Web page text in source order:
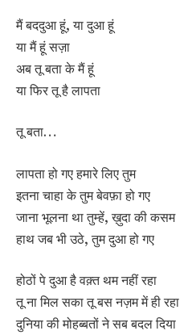
मैं बददुआ हूं, या दुआ हूं
या मैं हूं सज़ा
अब तू बता के मैं हूं
या फिर तू है लापता
तू बता…
लापता हो गए हमारे लिए तुम
इतना चाहा के तुम बेवफ़ा हो गए
जाना भूलना था तुम्हें, ख़ुदा की कसम
हाथ जब भी उठे, तुम दुआ हो गए
होठों पे दुआ है वक़्त थम नहीं रहा
तू ना मिल सका तू बस नज़म में ही रहा
दुनिया की मोहब्बतों ने सब बदल दिया